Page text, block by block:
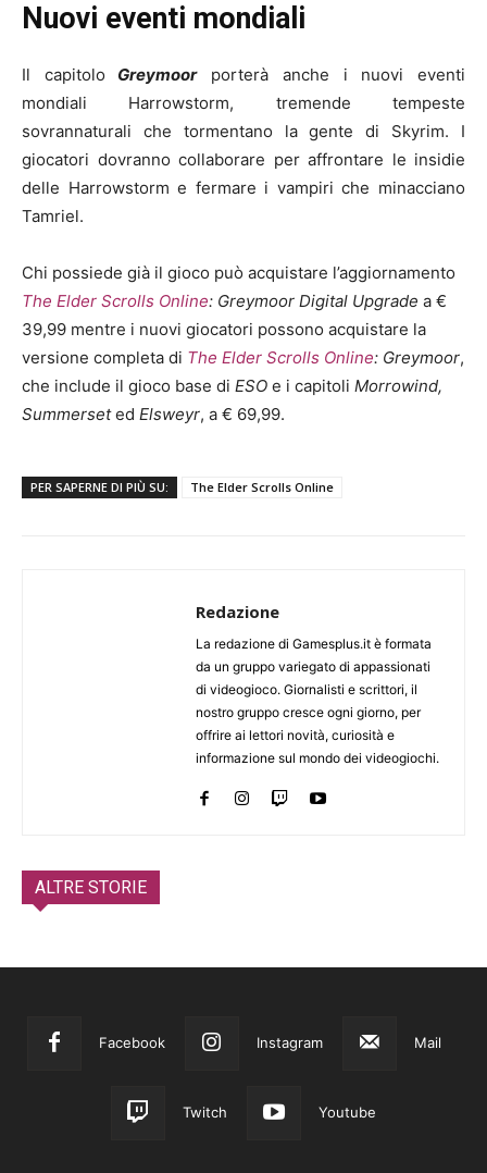
Nuovi eventi mondiali
Il capitolo Greymoorporterà anche i nuovi eventi
mondiali Harrowstorm, tremende tempeste
sovrannaturali che tormentano la gente di Skyrim. I
giocatori dovranno collaborare per affrontare le insidie
delle Harrowstorm e fermare i vampiri che minacciano
Tamriel.
Chi possiede già il gioco può acquistare l’aggiornamento
The Elder Scrolls Online: Greymoor Digital Upgrade a €
39,99 mentre i nuovi giocatori possono acquistare la
versione completa di The Elder Scrolls Online: Greymoor,
che include il gioco base di ESO e i capitoli Morrowind,
Summerseted Elsweyr, a € 69,99.
PER SAPERNE DI PIÙ SU: The Elder Scrolls Online
Redazione
La redazione di Gamesplus.it è formata
da un gruppo variegato di appassionati
di videogioco. Giornalisti e scrittori, il
nostro gruppo cresce ogni giorno, per
offrire ai lettori novità, curiosità e
informazione sul mondo dei videogiochi.
ALTRE STORIE
Facebook Instagram Mail
Twitch Youtube